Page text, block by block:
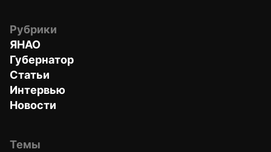
Рубрики
ЯНАО
Губернатор
Статьи
Интервью
Новости
Темы